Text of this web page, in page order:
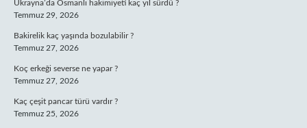
Ukrayna’da Osmanlı hakimiyeti kaç yıl sürdü ?
Temmuz 29, 2026
Bakirelik kaç yaşında bozulabilir ?
Temmuz 27, 2026
Koç erkeği severse ne yapar ?
Temmuz 27, 2026
Kaç çeşit pancar türü vardır ?
Temmuz 25, 2026